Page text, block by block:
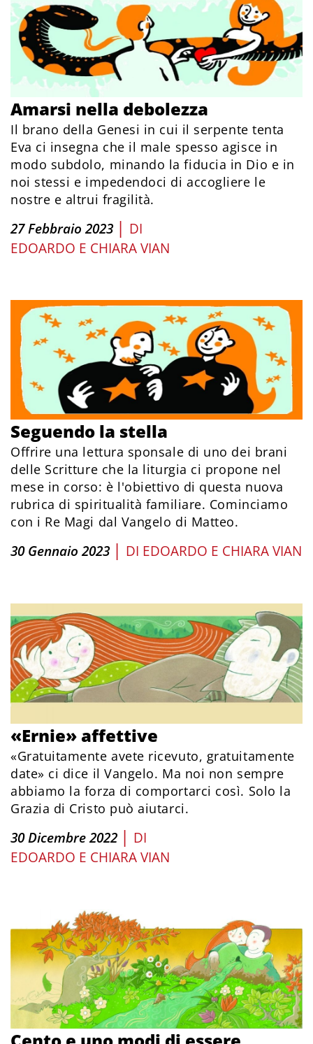
Amarsi nella debolezza
Il brano della Genesi in cui il serpente tenta
Eva ci insegna che il male spesso agisce in
modo subdolo, minando la fiducia in Dio e in
noi stessi e impedendoci di accogliere le
nostre e altrui fragilità.
27 Febbraio 2023 | DI
EDOARDO E CHIARA VIAN
Seguendo la stella
Offrire una lettura sponsale di uno dei brani
delle Scritture che la liturgia ci propone nel
mese in corso: è l'obiettivo di questa nuova
rubrica di spiritualità familiare. Cominciamo
con i Re Magi dal Vangelo di Matteo.
30 Gennaio 2023 | DI EDOARDO E CHIARA VIAN
«Ernie» affettive
«Gratuitamente avete ricevuto, gratuitamente
date» ci dice il Vangelo. Ma noi non sempre
abbiamo la forza di comportarci così. Solo la
Grazia di Cristo può aiutarci.
30 Dicembre 2022 | DI
EDOARDO E CHIARA VIAN